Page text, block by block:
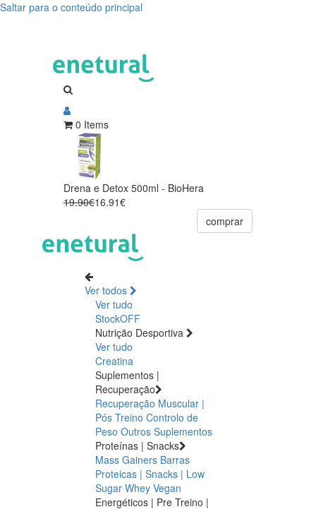
Saltar para o conteúdo principal
0 Items
Drena e Detox 500ml - BioHera
19.90€16.91€
comprar
Ver todos
Ver tudo
StockOFF
Nutrição Desportiva
Ver tudo
Creatina
Suplementos |
Recuperação
Recuperação Muscular |
Pós Treino Controlo de
Peso Outros Suplementos
Proteínas | Snacks
Mass Gainers Barras
Proteicas | Snacks | Low
Sugar Whey Vegan
Energéticos | Pre Treino |